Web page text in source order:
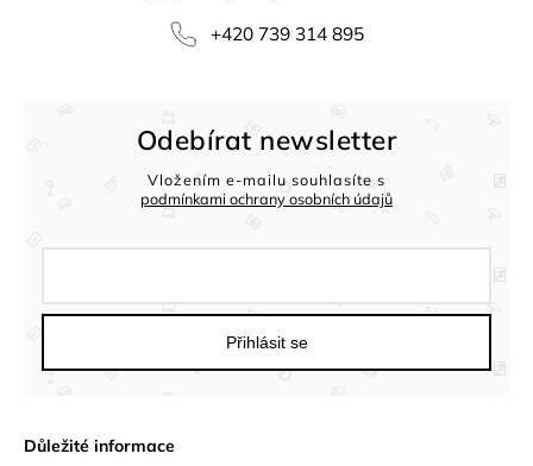
+420 739 314 895
Důležité informace
Odebírat newsletter
Vložením e-mailu souhlasíte s
podmínkami ochrany osobních údajů
Přihlásit se